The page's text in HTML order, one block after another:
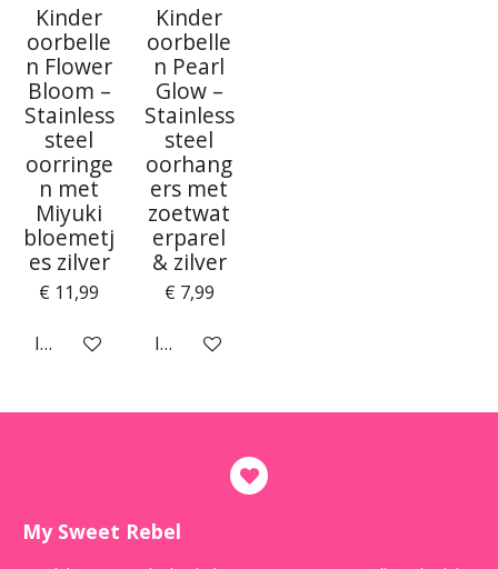
Kinder
oorbelle
n Flower
Bloom –
Stainless
steel
oorringe
n met
Miyuki
bloemetj
es zilver
€ 11,99
In winkelwagen
Kinder
oorbelle
n Pearl
Glow –
Stainless
steel
oorhang
ers met
zoetwat
erparel
& zilver
€ 7,99
In winkelwagen
My Sweet Rebel